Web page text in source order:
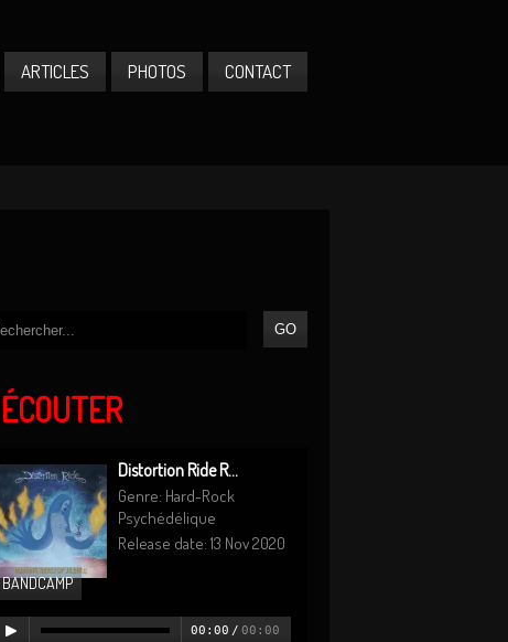
ARTICLES PHOTOS CONTACT
Distortion Ride R...
Genre: Hard-Rock
Psychédélique
Release date: 13 Nov 2020
BANDCAMP
00:00 / 00:00